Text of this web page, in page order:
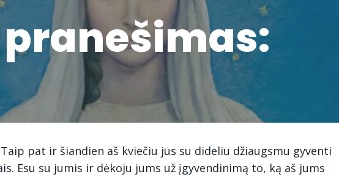
pranešimas:
Taip pat ir šiandien aš kviečiu jus su dideliu džiaugsmu gyventi
Esu su jumis ir dėkoju jums už įgyvendinimą to, ką aš jums